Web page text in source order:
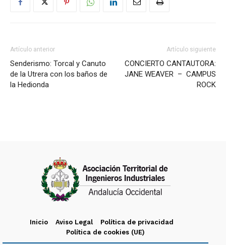
Artículo anterior
Senderismo: Torcal y Canuto
de la Utrera con los baños de
la Hedionda
Artículo siguiente
CONCIERTO CANTAUTORA:
JANE WEAVER – CAMPUS
ROCK
Inicio Aviso Legal
Política de privacidad
Política de cookies (UE)